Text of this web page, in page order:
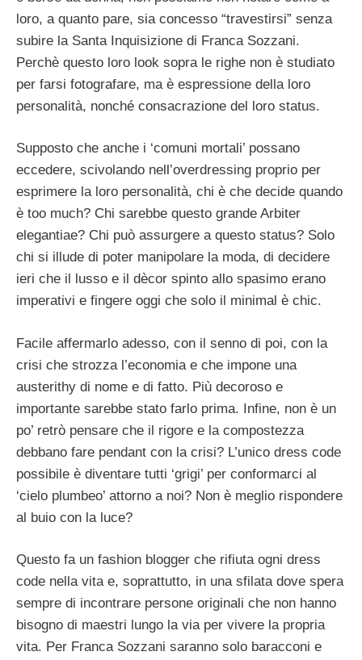
loro, a quanto pare, sia concesso “travestirsi” senza
subire la Santa Inquisizione di Franca Sozzani.
Perchè questo loro look sopra le righe non è studiato
per farsi fotografare, ma è espressione della loro
personalità, nonché consacrazione del loro status.
Supposto che anche i ‘comuni mortali’ possano
eccedere, scivolando nell’overdressing proprio per
esprimere la loro personalità, chi è che decide quando
è too much? Chi sarebbe questo grande Arbiter
elegantiae? Chi può assurgere a questo status? Solo
chi si illude di poter manipolare la moda, di decidere
ieri che il lusso e il dècor spinto allo spasimo erano
imperativi e fingere oggi che solo il minimal è chic.
Facile affermarlo adesso, con il senno di poi, con la
crisi che strozza l’economia e che impone una
austerithy di nome e di fatto. Più decoroso e
importante sarebbe stato farlo prima. Infine, non è un
po’ retrò pensare che il rigore e la compostezza
debbano fare pendant con la crisi? L’unico dress code
possibile è diventare tutti ‘grigi’ per conformarci al
‘cielo plumbeo’ attorno a noi? Non è meglio rispondere
al buio con la luce?
Questo fa un fashion blogger che rifiuta ogni dress
code nella vita e, soprattutto, in una sfilata dove spera
sempre di incontrare persone originali che non hanno
bisogno di maestri lungo la via per vivere la propria
vita. Per Franca Sozzani saranno solo baracconi e